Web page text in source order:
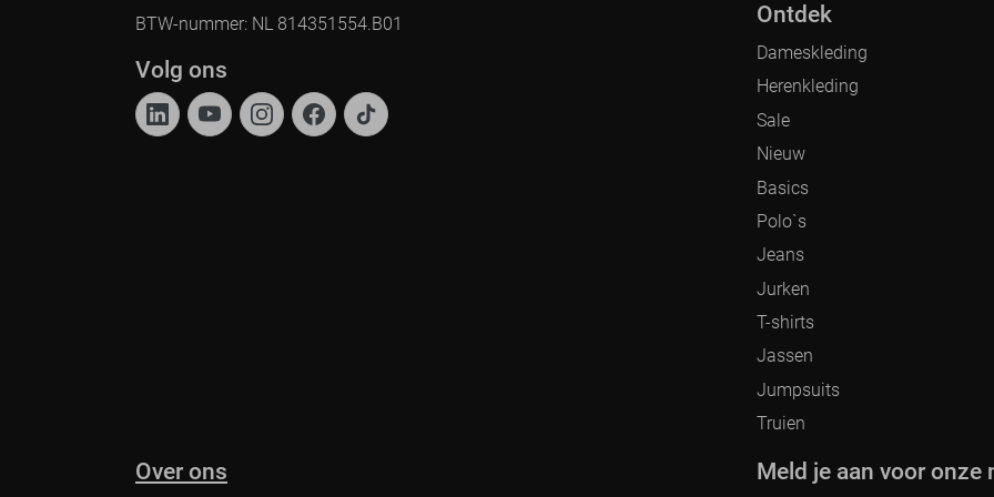
BTW-nummer: NL 814351554.B01
Volg ons
Ontdek
Dameskleding
Herenkleding
Sale
Nieuw
Basics
Polo`s
Jeans
Jurken
T-shirts
Jassen
Jumpsuits
Truien
Over ons Meld je aan voor onze